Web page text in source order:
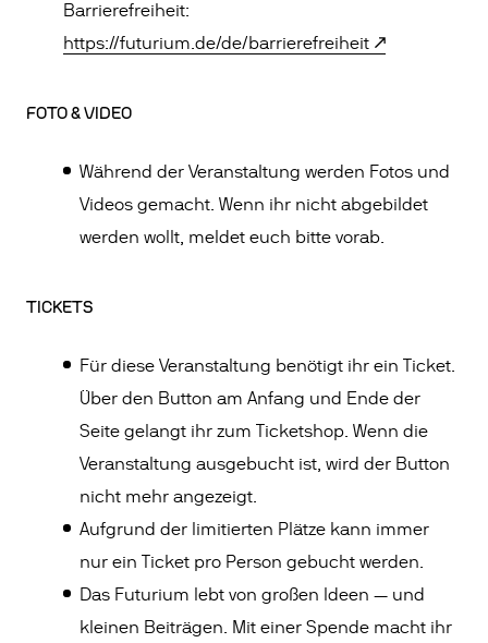
Barrierefreiheit:
https://futurium.de/de/barrierefreiheit
FOTO & VIDEO
Während der Veranstaltung werden Fotos und
Videos gemacht. Wenn ihr nicht abgebildet
werden wollt, meldet euch bitte vorab.
TICKETS
Für diese Veranstaltung benötigt ihr ein Ticket.
Über den Button am Anfang und Ende der
Seite gelangt ihr zum Ticketshop. Wenn die
Veranstaltung ausgebucht ist, wird der Button
nicht mehr angezeigt.
Aufgrund der limitierten Plätze kann immer
nur ein Ticket pro Person gebucht werden.
Das Futurium lebt von großen Ideen — und
kleinen Beiträgen. Mit einer Spende macht ihr